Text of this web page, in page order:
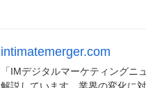
intimatemerger.com
「IMデジタルマーケティングニ